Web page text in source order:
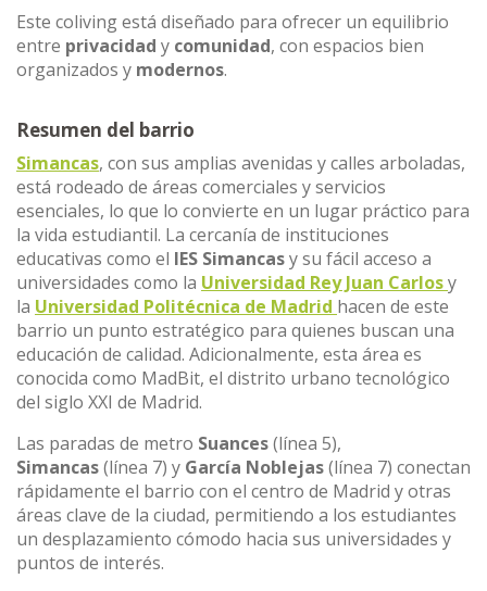
Este coliving está diseñado para ofrecer un equilibrio
entre privacidad y comunidad, con espacios bien
organizados y modernos.
Resumen del barrio
Simancas, con sus amplias avenidas y calles arboladas,
está rodeado de áreas comerciales y servicios
esenciales, lo que lo convierte en un lugar práctico para
la vida estudiantil. La cercanía de instituciones
educativas como el IES Simancasy su fácil acceso a
universidades como la Universidad Rey Juan Carlosy
la Universidad Politécnica de Madrid hacen de este
barrio un punto estratégico para quienes buscan una
educación de calidad. Adicionalmente, esta área es
conocida como MadBit, el distrito urbano tecnológico
del siglo XXI de Madrid.
Las paradas de metro Suances(línea 5),
Simancas(línea 7) y García Noblejas(línea 7) conectan
rápidamente el barrio con el centro de Madrid y otras
áreas clave de la ciudad, permitiendo a los estudiantes
un desplazamiento cómodo hacia sus universidades y
puntos de interés.